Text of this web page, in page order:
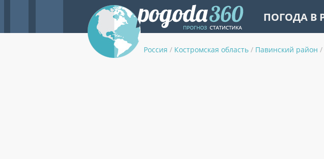
ПОГОДА В
Россия / Костромская область / Павинский район /